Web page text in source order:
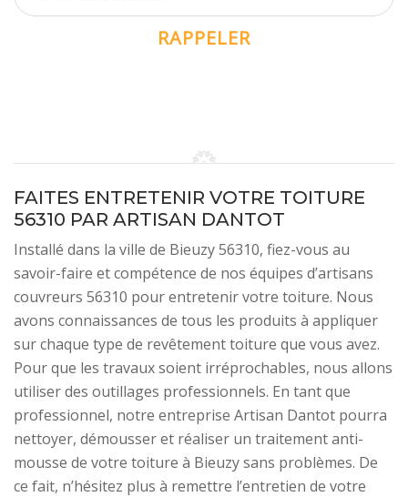
FAITES ENTRETENIR VOTRE TOITURE
56310 PAR ARTISAN DANTOT
Installé dans la ville de Bieuzy 56310, fiez-vous au
savoir-faire et compétence de nos équipes d’artisans
couvreurs 56310 pour entretenir votre toiture. Nous
avons connaissances de tous les produits à appliquer
sur chaque type de revêtement toiture que vous avez.
Pour que les travaux soient irréprochables, nous allons
utiliser des outillages professionnels. En tant que
professionnel, notre entreprise Artisan Dantot pourra
nettoyer, démousser et réaliser un traitement anti-
mousse de votre toiture à Bieuzy sans problèmes. De
ce fait, n’hésitez plus à remettre l’entretien de votre